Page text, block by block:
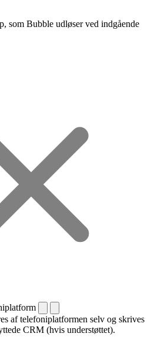
som Bubble udløser ved indgående
af telefoniplatformen selv og skrives
CRM (hvis understøttet).